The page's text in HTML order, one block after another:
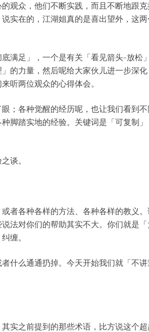
观众，他们不断实践，而且不断地跟
实在的，江湖姐真的是喜出望外，这
满足」，一个是有关「看见箭头-放松
的力量，然后呢给大家伙儿进一步深
听两位观众的心得体会。
；各种觉醒的经历呢，也让我们看到
脚踏实地的经验。关键词是「可复制
谈。
者各种各样的方法、各种各样的教义
法对你们的帮助其实不大。你们就是「
缠。
什么通通扔掉。今天开始我们就「不
实之前提到的那些术语，比方说这个超